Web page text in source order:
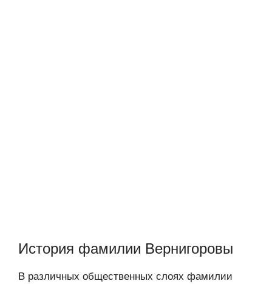
История фамилии Вернигоровы
В различных общественных слоях фамилии